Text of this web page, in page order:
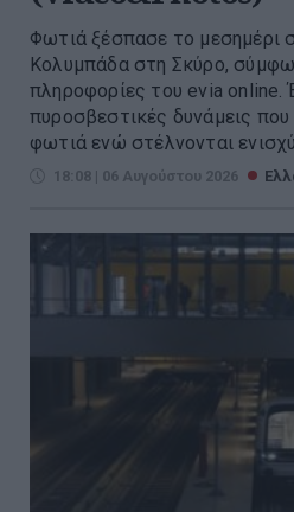
Φωτιά ξέσπασε το μεσημέρι
Κολυμπάδα στη Σκύρο,
πληροφορίες του evia online.
πυροσβεστικές δυνάμεις που
φωτιά ενώ στέλνονται
18:08 | 06 Αυγούστου 2026